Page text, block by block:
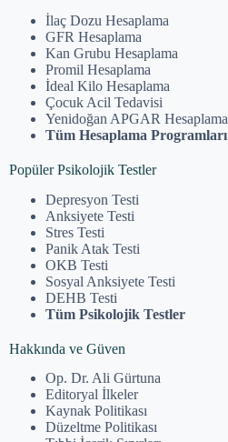
İlaç Dozu Hesaplama
GFR Hesaplama
Kan Grubu Hesaplama
Promil Hesaplama
İdeal Kilo Hesaplama
Çocuk Acil Tedavisi
Yenidoğan APGAR Hesaplama
Tüm Hesaplama Programları
Popüler Psikolojik Testler
Depresyon Testi
Anksiyete Testi
Stres Testi
Panik Atak Testi
OKB Testi
Sosyal Anksiyete Testi
DEHB Testi
Tüm Psikolojik Testler
Hakkında ve Güven
Op. Dr. Ali Gürtuna
Editoryal İlkeler
Kaynak Politikası
Düzeltme Politikası